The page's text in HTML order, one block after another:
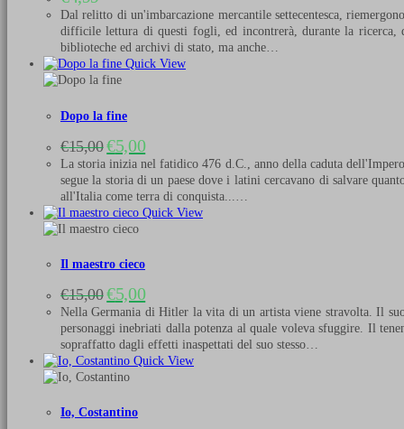
Dal relitto di un'imbarcazione mercantile settecentesca,
difficile lettura di questi fogli, ed incontrerà, durante la
biblioteche ed archivi di stato, ma anche…
Quick View
Dopo la fine
€15,00Il
prezzo
originale
era:
€15,00.
€5,00Il
prezzo
attuale
è:
€5,00.
La storia inizia nel fatidico 476 d.C., anno della caduta
segue la storia di un paese dove i latini cercavano di salvare
all'Italia come terra di conquista...…
Quick View
Il maestro cieco
€15,00Il
prezzo
originale
era:
€15,00.
€5,00Il
prezzo
attuale
è:
€5,00.
Nella Germania di Hitler la vita di un artista viene stravolta. Il
personaggi inebriati dalla potenza al quale voleva sfuggire. Il
sopraffatto dagli effetti inaspettati del suo stesso…
Quick View
Io, Costantino